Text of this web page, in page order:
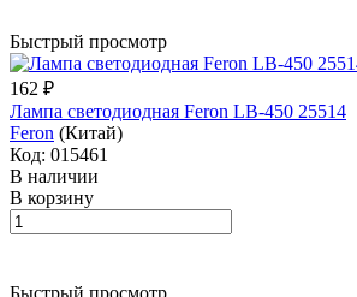
Быстрый просмотр
162 ₽
Лампа светодиодная Feron LB-450 25514
Feron (Китай)
Код: 015461
В наличии
В корзину
Быстрый просмотр